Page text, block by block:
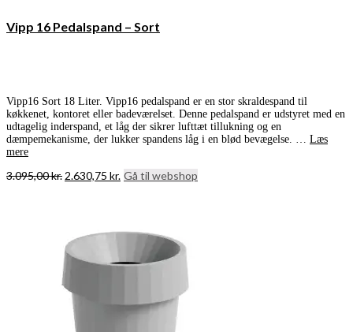
Vipp 16 Pedalspand – Sort
Vipp16 Sort 18 Liter. Vipp16 pedalspand er en stor skraldespand til
køkkenet, kontoret eller badeværelset. Denne pedalspand er udstyret med en
udtagelig inderspand, et låg der sikrer lufttæt tillukning og en
dæmpemekanisme, der lukker spandens låg i en blød bevægelse. … Læs
mere
3.095,00kr. Den
2.630,75 kr. Den
Gå til webshop